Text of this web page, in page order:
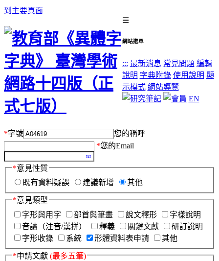
到主要頁面
☰
網站選單
::: 最新消息 常見問題 編輯
說明 字典附錄 使用說明 顯
示模式 網站導覽
EN
*字號
您的稱呼
*您的Email
*意見性質
既有資料疑誤
建議新增 其他
*意見類型
字形與用字
部首與筆畫 說文釋形
字樣說明
音讀（注音/漢拼）
釋義 關鍵文獻
研訂說明
字形收錄
系統 形體資料表申請 其他
*申請文獻 (最多五筆)